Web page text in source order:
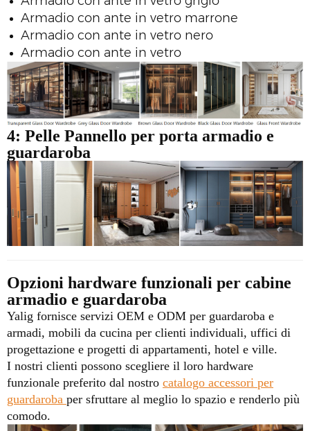
Armadio con ante in vetro marrone
Armadio con ante in vetro nero
Armadio con ante in vetro
4: Pelle Pannello per porta armadio e
guardaroba
Opzioni hardware funzionali per cabine
armadio e guardaroba
Yalig fornisce servizi OEM e ODM per guardaroba e
armadi, mobili da cucina per clienti individuali, uffici di
progettazione e progetti di appartamenti, hotel e ville.
I nostri clienti possono scegliere il loro hardware
funzionale preferito dal nostro catalogo accessori per
guardaroba per sfruttare al meglio lo spazio e renderlo più
comodo.